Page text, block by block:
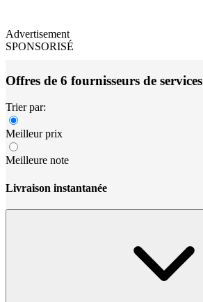
Advertisement
SPONSORISÉ
Offres de 6 fournisseurs de services
Trier par:
Meilleur prix
Meilleure note
Livraison instantanée